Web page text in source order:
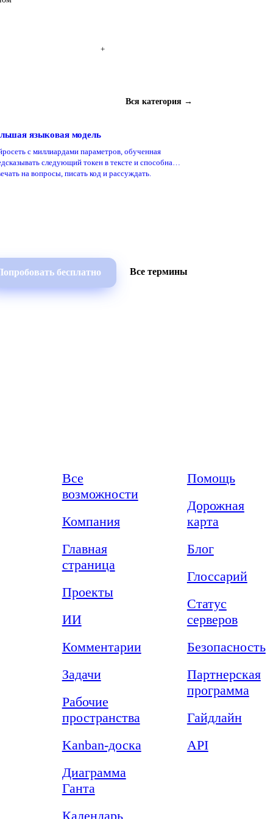
+
Вся категория →
языковая модель
с миллиардами параметров, обученная
следующий токен в тексте и способная
на вопросы, писать код и рассуждать.
бесплатно Все термины
Все
возможности
Компания
Главная
страница
Проекты
ИИ
Комментарии
Задачи
Рабочие
пространства
Kanban-доска
Диаграмма
Ганта
Календарь
Помощь
Дорожная
карта
Блог
Глоссарий
Статус
серверов
Безопасность
Партнерская
программа
Гайдлайн
API